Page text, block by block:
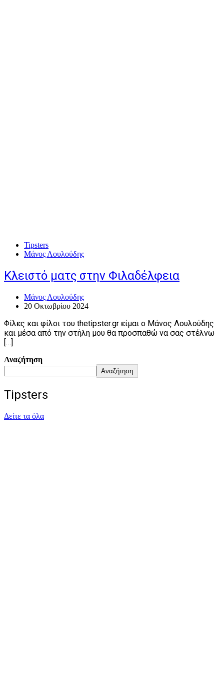
Tipsters
Μάνος Λουλούδης
Κλειστό ματς στην Φιλαδέλφεια
Μάνος Λουλούδης
20 Οκτωβρίου 2024
Φίλες και φίλοι του thetipster.gr είμαι ο Μάνος Λουλούδης
και μέσα από την στήλη μου θα προσπαθώ να σας στέλνω
[…]
Αναζήτηση
Αναζήτηση
Tipsters
Δείτε τα όλα